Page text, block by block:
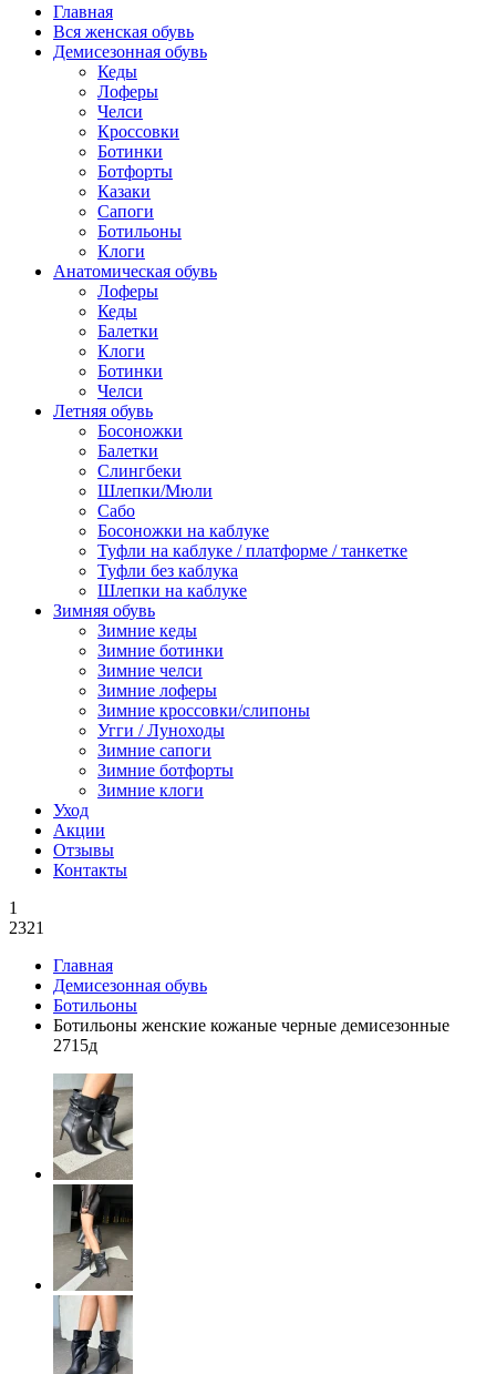
Главная
Вся женская обувь
Демисезонная обувь
Кеды
Лоферы
Челси
Кроссовки
Ботинки
Ботфорты
Казаки
Сапоги
Ботильоны
Клоги
Анатомическая обувь
Лоферы
Кеды
Балетки
Клоги
Ботинки
Челси
Летняя обувь
Босоножки
Балетки
Слингбеки
Шлепки/Мюли
Сабо
Босоножки на каблуке
Туфли на каблуке / платформе / танкетке
Туфли без каблука
Шлепки на каблуке
Зимняя обувь
Зимние кеды
Зимние ботинки
Зимние челси
Зимние лоферы
Зимние кроссовки/слипоны
Угги / Луноходы
Зимние сапоги
Зимние ботфорты
Зимние клоги
Уход
Акции
Отзывы
Контакты
1
2321
Главная
Демисезонная обувь
Ботильоны
Ботильоны женские кожаные черные демисезонные
2715д